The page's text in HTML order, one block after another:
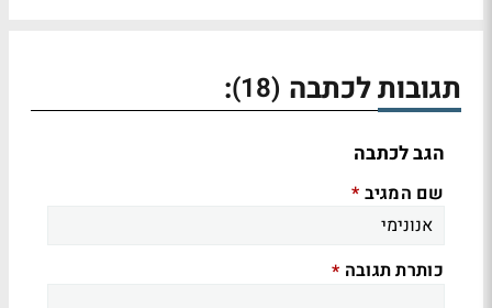
תגובות לכתבה (18)
:
הגב לכתבה
שם המגיב *
כותרת תגובה *